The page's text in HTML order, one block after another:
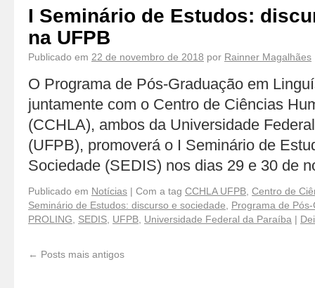
I Seminário de Estudos:
na UFPB
Publicado em 22 de novembro de 2018 por Rainner Magalhães
O Programa de Pós-Graduação em
juntamente com o Centro de Ciências
(CCHLA), ambos da Universidade
(UFPB), promoverá o I Seminário de
Sociedade (SEDIS) nos dias 29 e 30 de
Publicado em Notícias | Com a tag CCHLA UFPB Centro de
Seminário de Estudos: discurso e sociedade
Programa de
PROLING
SEDIS UFPB Universidade Federal da Paraíba |
← Posts mais antigos